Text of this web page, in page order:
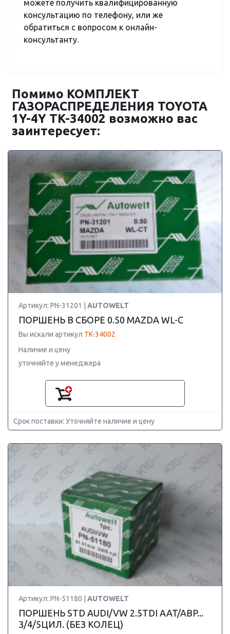
можете получить квалифицированную
консультацию по телефону, или же
обратиться с вопросом к онлайн-
консультанту.
Помимо КОМПЛЕКТ
ГАЗОРАСПРЕДЕЛЕНИЯ TOYOTA
1Y-4Y TK-34002 возможно вас
заинтересует:
Артикул: PN-31201 | AUTOWELT
ПОРШЕНЬ В СБОРЕ 0.50 MAZDA WL-C
Вы искали артикул TK-34002
Наличие и цену
уточняйте у менеджера
Срок поставки: Уточняйте наличие и цену
Артикул: PN-51180 | AUTOWELT
ПОРШЕНЬ STD AUDI/VW 2.5TDI AAT/ABP...
3/4/5ЦИЛ. (БЕЗ КОЛЕЦ)